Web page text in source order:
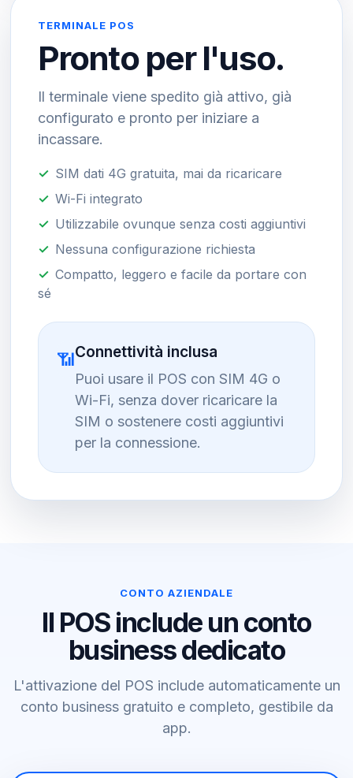
TERMINALE POS
Pronto per l'uso.
Il terminale viene spedito già attivo, già
configurato e pronto per iniziare a
incassare.
SIM dati 4G gratuita, mai da ricaricare
Wi-Fi integrato
Utilizzabile ovunque senza costi aggiuntivi
Nessuna configurazione richiesta
Compatto, leggero e facile da portare con
sé
📶Connettività inclusa
Puoi usare il POS con SIM 4G o
Wi-Fi, senza dover ricaricare la
SIM o sostenere costi aggiuntivi
per la connessione.
CONTO AZIENDALE
Il POS include un conto
business dedicato
L'attivazione del POS include automaticamente un
conto business gratuito e completo, gestibile da
app.